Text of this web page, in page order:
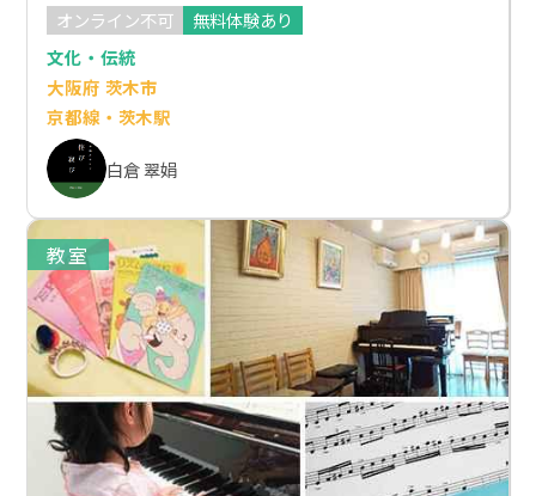
オンライン不可
無料体験あり
文化・伝統
大阪府 茨木市
京都線・茨木駅
白倉 翠娟
教室